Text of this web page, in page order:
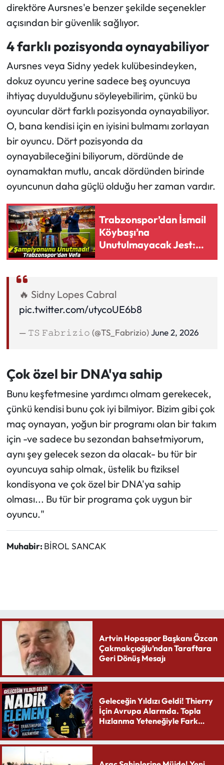
direktöre Aursnes'e benzer şekilde seçenekler
açısından bir güvenlik sağlıyor.
4 farklı pozisyonda oynayabiliyor
Aursnes veya Sidny yedek kulübesindeyken,
dokuz oyuncu yerine sadece beş oyuncuya
ihtiyaç duyulduğunu söyleyebilirim, çünkü bu
oyuncular dört farklı pozisyonda oynayabiliyor.
O, bana kendisi için en iyisini bulmamı zorlayan
bir oyuncu. Dört pozisyonda da
oynayabileceğini biliyorum, dördünde de
oynamaktan mutlu, ancak dördünden birinde
oyuncunun daha güçlü olduğu her zaman vardır.
Trabzonspor’dan İsmail
Köybaşı’na
Unutulmayacak Jest:
Maç Öncesi Sürpriz
🔥 Sidny Lopes Cabral
pic.twitter.com/utycoUE6b8
— 𝚃𝚂 𝙵𝚊𝚋𝚛𝚒𝚣𝚒𝚘 (@TS_Fabrizio)June 2, 2026
Çok özel bir DNA'ya sahip
Bunu keşfetmesine yardımcı olmam gerekecek,
çünkü kendisi bunu çok iyi bilmiyor. Bizim gibi çok
maç oynayan, yoğun bir programı olan bir takım
için -ve sadece bu sezondan bahsetmiyorum,
aynı şey gelecek sezon da olacak- bu tür bir
oyuncuya sahip olmak, üstelik bu fiziksel
kondisyona ve çok özel bir DNA'ya sahip
olması... Bu tür bir programa çok uygun bir
oyuncu."
Muhabir: BİROL SANCAK
Artvin Hopaspor Başkanı Özcan
Çakmakçıoğlu’ndan Taraftara
Geri Dönüş Mesajı
Geleceğin Yıldızı Geldi! Thierry
İçin Avrupa Alarmda. Topla
Hızlanma Yeteneğiyle Fark